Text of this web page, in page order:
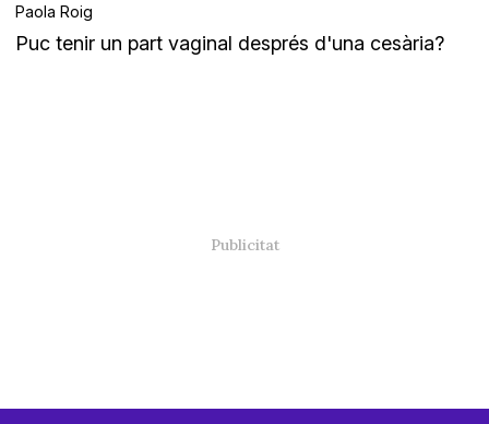
Paola Roig
Puc tenir un part vaginal després d'una cesària?